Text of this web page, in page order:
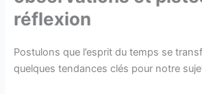
réflexion
Postulons que l’esprit du temps se
quelques tendances clés pour notre